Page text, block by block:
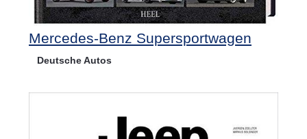
Mercedes-Benz Supersportwagen
Deutsche Autos